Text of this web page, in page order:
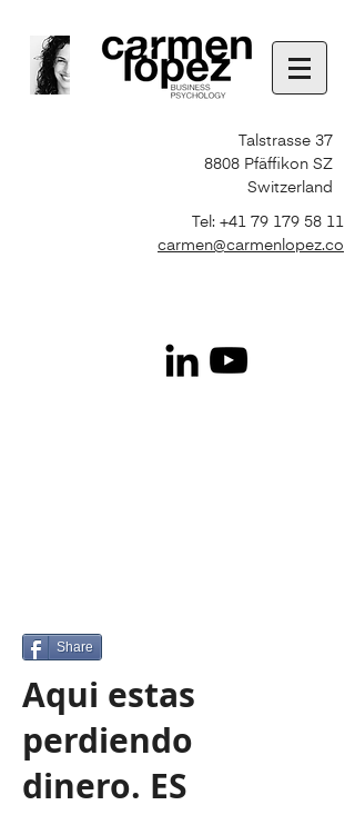
Talstrasse 37
8808 Pfäffikon SZ
Switzerland
Tel: +41 79 179 58 11
carmen@carmenlopez.co
Share
Aqui estas
perdiendo
dinero. ES